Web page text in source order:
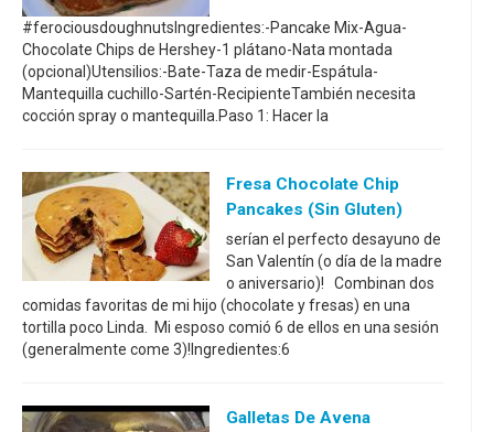
#ferociousdoughnutsIngredientes:-Pancake Mix-Agua-
Chocolate Chips de Hershey-1 plátano-Nata montada
(opcional)Utensilios:-Bate-Taza de medir-Espátula-
Mantequilla cuchillo-Sartén-RecipienteTambién necesita
cocción spray o mantequilla.Paso 1: Hacer la
Fresa Chocolate Chip
Pancakes (sin Gluten)
serían el perfecto desayuno de
San Valentín (o día de la madre
o aniversario)! Combinan dos
comidas favoritas de mi hijo (chocolate y fresas) en una
tortilla poco Linda. Mi esposo comió 6 de ellos en una sesión
(generalmente come 3)!Ingredientes:6
Galletas De Avena